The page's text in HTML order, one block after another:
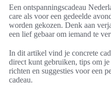
Een ontspanningscadeau
care als voor een gedeelde
worden gekozen. Denk aan
een lief gebaar om iemand te
In dit artikel vind je concrete
direct kunt gebruiken, tips om
richten en suggesties voor een
cadeau.